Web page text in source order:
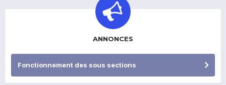
ANNONCES
Fonctionnement des sous sections